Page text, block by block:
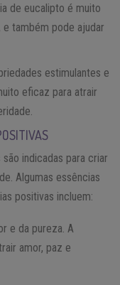
de eucalipto é muito
também pode ajudar
estimulantes e
eficaz para atrair
indicadas para criar
Algumas essências
positivas incluem:
e da pureza. A
amor, paz e